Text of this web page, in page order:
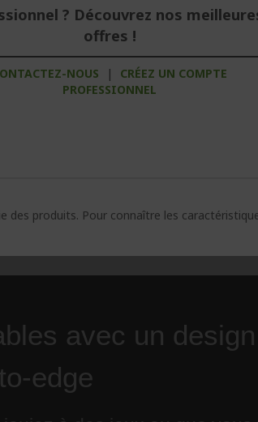
? Découvrez nos
offres !
NOUS |
CRÉEZ UN COMPTE
PROFESSIONNEL
des produits. Pour connaître les